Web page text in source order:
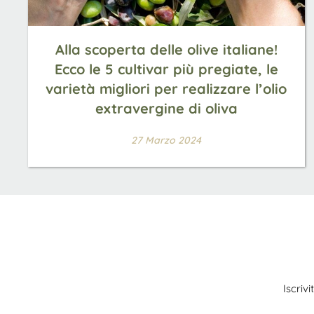
Alla scoperta delle olive italiane!
Ecco le 5 cultivar più pregiate, le
varietà migliori per realizzare l’olio
extravergine di oliva
27 Marzo 2024